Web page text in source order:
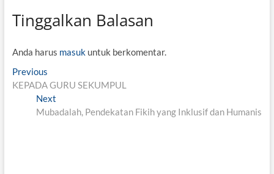
Tinggalkan Balasan
Anda harus masukuntuk berkomentar.
N
a
Previous
r
e
v
KEPADA GURU SEKUMPUL
Next
e
Mubadalah, Pendekatan Fikih yang Inklusif dan Humanis